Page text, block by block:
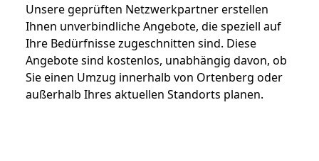
Unsere geprüften Netzwerkpartner erstellen
Ihnen unverbindliche Angebote, die speziell auf
Ihre Bedürfnisse zugeschnitten sind. Diese
Angebote sind kostenlos, unabhängig davon, ob
Sie einen Umzug innerhalb von Ortenberg oder
außerhalb Ihres aktuellen Standorts planen.